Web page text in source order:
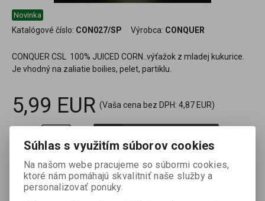
Novinka
Katalógové číslo: CON027/SP Výrobca: CONQUER
CONQUER CSL 100% JUICED CORN..výťažok z mladej kukurice.
Je vhodný na zaliatie boilies, pelet, partiklu.
5,99 EUR (Vaša cena bez DPH: 4,87 EUR)

Porovnať Pridať k oblúbeným Tlač
Súhlas s využitím súborov cookies
Na našom webe pracujeme so súbormi cookies,
ktoré nám pomáhajú skvalitniť naše služby a
personalizovať ponuky.